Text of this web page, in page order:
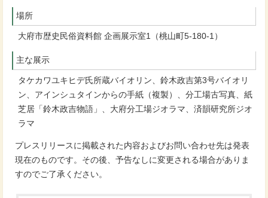
場所
大府市歴史民俗資料館 企画展示室1（桃山町5-180-1）
主な展示
タケカワユキヒデ氏所蔵バイオリン、鈴木政吉第3号バイオリ
ン、アインシュタインからの手紙（複製）、分工場古写真、紙
芝居「鈴木政吉物語」、大府分工場ジオラマ、済韻研究所ジオ
ラマ
プレスリリースに掲載された内容およびお問い合わせ先は発表
現在のものです。その後、予告なしに変更される場合がありま
すのでご了承ください。